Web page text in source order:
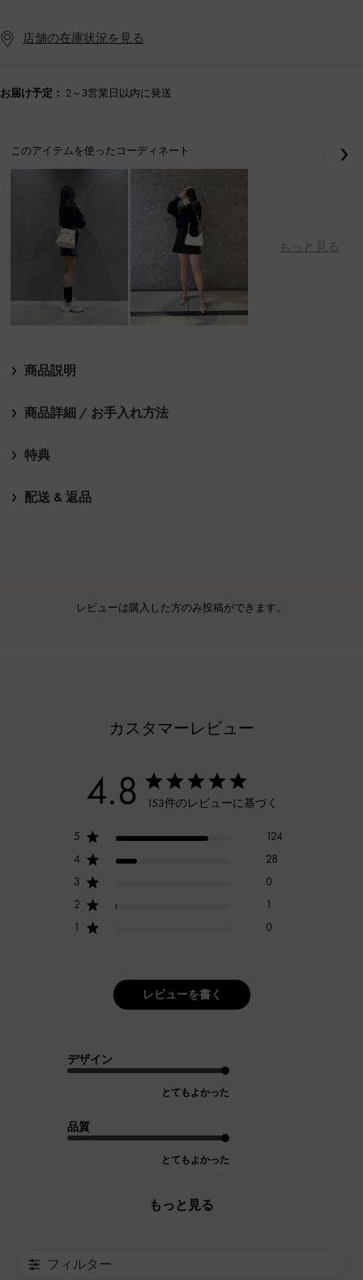
店舗の在庫状況を見る
お届け予定： 2～3営業日以内に発送
このアイテムを使ったコーディネート:
もっと見る
戻る
商品説明
商品詳細 / お手入れ方法
特典
配送 & 返品
レビューは購入した方のみ投稿ができます。
カスタマーレビュー
4.8 153件のレビューに基づく
5
124
4
28
3
0
2
1
1
0
レビューを書く
デザイン
とてもよかった
品質
とてもよかった
もっと見る
フィルター